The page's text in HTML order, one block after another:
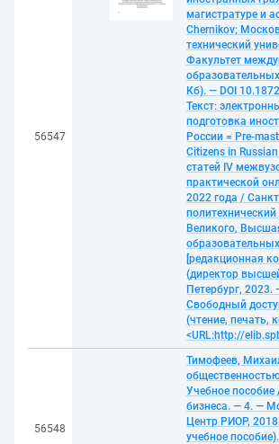
56547
магистратуре и
Chernikov;
технический
Факультет
Кб). — DOI
Текст:
подготовка
России = Pre-
Citizens in
статей IV
практической
2022 года /
Великого,
[редакционная
(директор
Петербург, 2023.
Свободный
(чтение, печать,
<URL:http://
56548
Тимофеев,
Учебное
бизнеса. — 4. —
Центр РИОР,
учебное